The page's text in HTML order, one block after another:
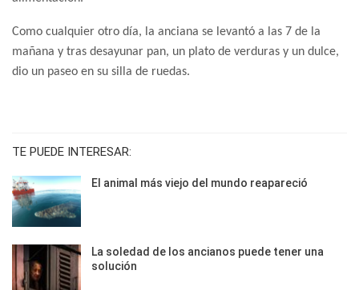
Como cualquier otro día, la anciana se levantó a las 7 de la
mañana y tras desayunar pan, un plato de verduras y un dulce,
dio un paseo en su silla de ruedas.
TE PUEDE INTERESAR:
El animal más viejo del mundo reapareció
La soledad de los ancianos puede tener una
solución